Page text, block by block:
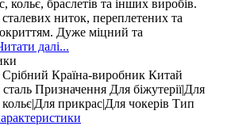
кольє, браслетів та інших виробів.
сталевих ниток, переплетених та
Дуже міцний та
далі...
Срібний Країна-виробник Китай
Призначення Для біжутерії|Для
прикрас|Для чокерів Тип